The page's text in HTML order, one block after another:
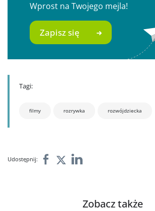
Wprost na Twojego mejla!
Zapisz się
Tagi:
filmy rozrywka rozwójdziecka
Udostępnij:
Zobacz także